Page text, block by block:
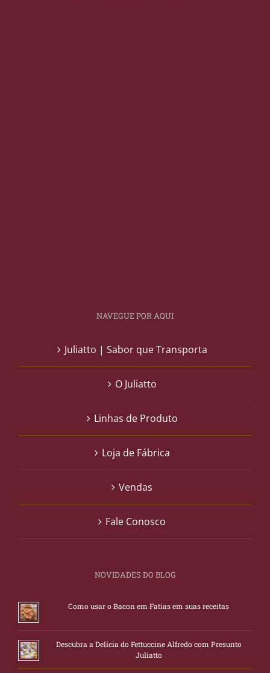
NAVEGUE POR AQUI
Juliatto | Sabor que Transporta
O Juliatto
Linhas de Produto
Loja de Fábrica
Vendas
Fale Conosco
NOVIDADES DO BLOG
Como usar o Bacon em Fatias em suas receitas
Descubra a Delícia do Fettuccine Alfredo com Presunto
Juliatto